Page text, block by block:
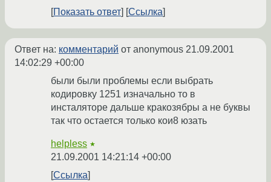
Показать ответ
Ссылка
Ответ на: комментарий от anonymous 21.09.2001
14:02:29 +00:00
были были проблемы если выбрать
кодировку 1251 изначально то в
инсталяторе дальше кракозябры а не буквы
так что остается только кои8 юзать
helpless ★
21.09.2001 14:21:14 +00:00
Ссылка